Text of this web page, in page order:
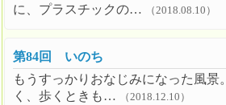
に、プラスチックの…
（2018.08.10）
第84回 いのち
もうすっかりおなじみになった風景
く、歩くときも…
（2018.12.10）